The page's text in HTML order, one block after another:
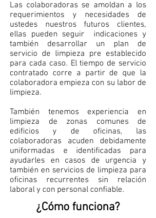
Las colaboradoras se amoldan a los
requerimientos y necesidades de
ustedes nuestros futuros clientes,
ellas pueden seguir indicaciones y
también desarrollar un plan de
servicio de limpieza pre establecido
para cada caso. El tiempo de servicio
contratado corre a partir de que la
colaboradora empieza con su labor de
limpieza.
También tenemos experiencia en
limpieza de zonas comunes de
edificios y de oficinas, las
colaboradoras acuden debidamente
uniformadas e identificadas para
ayudarles en casos de urgencia y
también en servicios de limpieza para
oficinas recurrentes sin relación
laboral y con personal confiable.
¿Cómo funciona?